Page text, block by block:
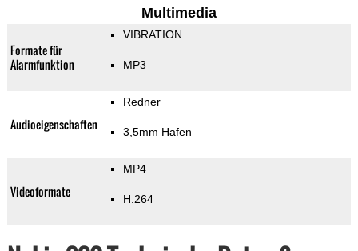
Multimedia
Formate für
Alarmfunktion
VIBRATION
MP3
Audioeigenschaften
Redner
3,5mm Hafen
Videoformate
MP4
H.264